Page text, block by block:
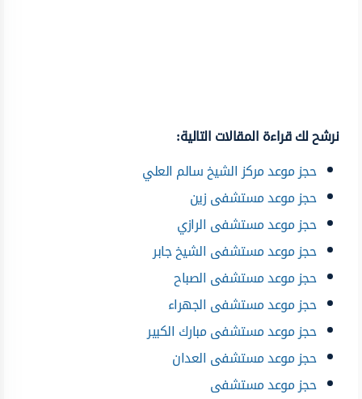
نرشح لك قراءة المقالات التالية:
حجز موعد مركز الشيخ سالم العلي
حجز موعد مستشفى زين
حجز موعد مستشفى الرازي
حجز موعد مستشفى الشيخ جابر
حجز موعد مستشفى الصباح
حجز موعد مستشفى الجهراء
حجز موعد مستشفى مبارك الكبير
حجز موعد مستشفى العدان
حجز موعد مستشفى